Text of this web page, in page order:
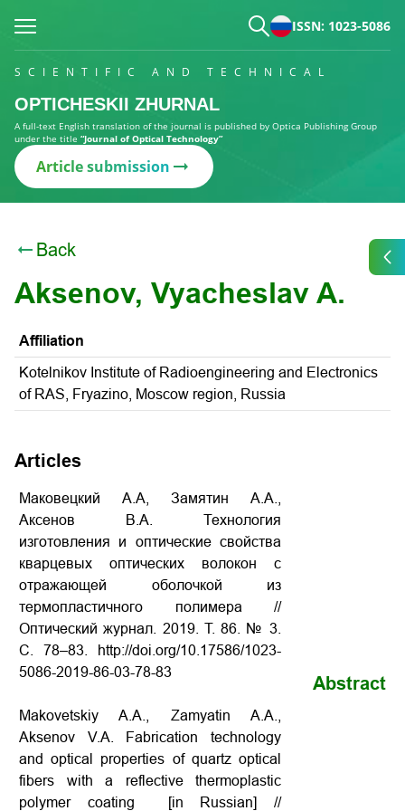
ISSN: 1023-5086
SCIENTIFIC AND TECHNICAL
OPTICHESKII ZHURNAL
A full-text English translation of the journal is published by Optica Publishing Group
under the title “Journal of Optical Technology”
Article submission
Back
Aksenov, Vyacheslav A.
Affiliation
Kotelnikov Institute of Radioengineering and Electronics
of RAS, Fryazino, Moscow region, Russia
Articles
Маковецкий А.А, Замятин А.А.,
Аксенов В.А. Технология
изготовления и оптические свойства
кварцевых оптических волокон с
отражающей оболочкой из
термопластичного полимера //
Оптический журнал. 2019. Т. 86. № 3.
С. 78–83. http://doi.org/10.17586/1023-
5086-2019-86-03-78-83
Makovetskiy A.A., Zamyatin A.A.,
Aksenov V.A. Fabrication technology
and optical properties of quartz optical
fibers with a reflective thermoplastic
polymer coating
[in Russian] //
Abstract